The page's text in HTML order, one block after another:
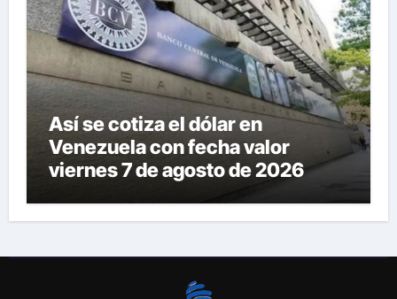
Así se cotiza el dólar en
Venezuela con fecha valor
viernes 7 de agosto de 2026